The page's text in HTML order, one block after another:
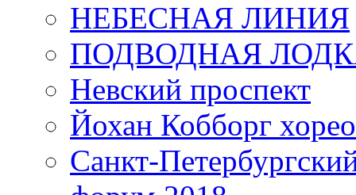
НЕБЕСНАЯ ЛИНИЯ
ПОДВОДНАЯ
Невский проспект
Йохан Кобборг
Санкт-